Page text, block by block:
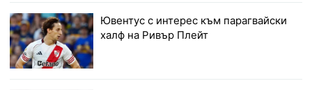
Ювентус с интерес към парагвайски
халф на Ривър Плейт